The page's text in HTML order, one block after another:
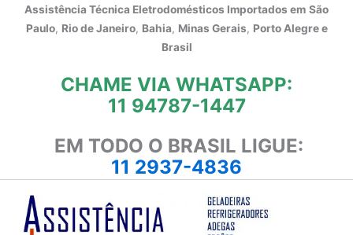
Assistência Técnica Eletrodomésticos Importados em São
Paulo, Rio de Janeiro, Bahia, Minas Gerais, Porto Alegre e
Brasil
CHAME VIA WHATSAPP:
11 94787-1447
EM TODO O BRASIL LIGUE:
11 2937-4836